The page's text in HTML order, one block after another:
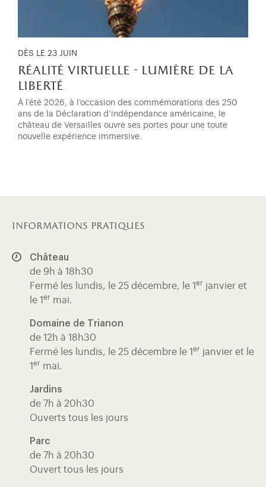
DÈS LE 23 JUIN
réalité virtuelle - lumière de la
liberté
À l’été 2026, à l’occasion des commémorations des 250
ans de la Déclaration d’indépendance américaine, le
château de Versailles ouvre ses portes pour une toute
nouvelle expérience immersive.
informations pratiques
Château
de 9h à 18h30
Fermé les lundis, le 25 décembre, le 1 er janvier et
le 1 er mai.
Domaine de Trianon
de 12h à 18h30
Fermé les lundis, le 25 décembre le 1 er janvier et le
1 er mai.
Jardins
de 7h à 20h30
Ouverts tous les jours
Parc
de 7h à 20h30
Ouvert tous les jours